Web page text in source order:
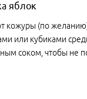
яблок
кожуры (по
или кубиками
соком, чтобы не